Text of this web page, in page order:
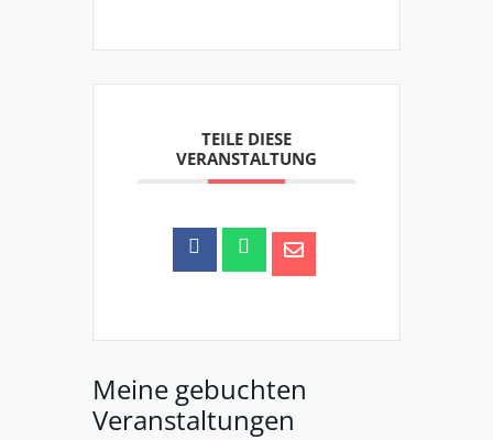
TEILE DIESE
VERANSTALTUNG
Meine gebuchten
Veranstaltungen